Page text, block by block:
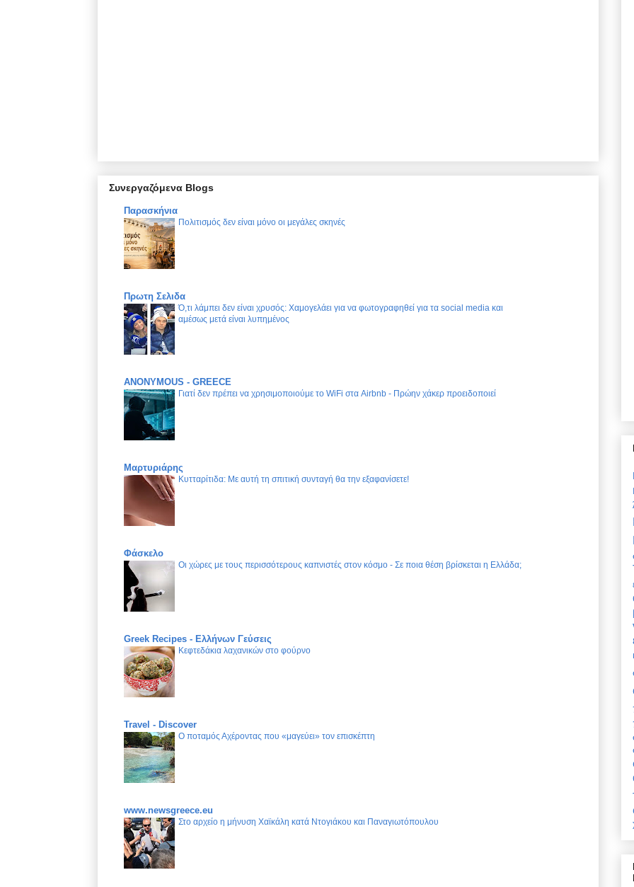
Συνεργαζόμενα Blogs
Παρασκήνια
Πολιτισμός δεν είναι μόνο οι μεγάλες σκηνές
Πρωτη Σελιδα
Ό,τι λάμπει δεν είναι χρυσός: Χαμογελάει για να φωτογραφηθεί για τα social media και
αμέσως μετά είναι λυπημένος
ANONYMOUS - GREECE
Γιατί δεν πρέπει να χρησιμοποιούμε το WiFi στα Airbnb - Πρώην χάκερ προειδοποιεί
Μαρτυριάρης
Κυτταρίτιδα: Με αυτή τη σπιτική συνταγή θα την εξαφανίσετε!
Φάσκελο
Οι χώρες με τους περισσότερους καπνιστές στον κόσμο - Σε ποια θέση βρίσκεται η Ελλάδα;
Greek Recipes - Ελλήνων Γεύσεις
Κεφτεδάκια λαχανικών στο φούρνο
Travel - Discover
Ο ποταμός Αχέροντας που «μαγεύει» τον επισκέπτη
www.newsgreece.eu
Στο αρχείο η μήνυση Χαϊκάλη κατά Ντογιάκου και Παναγιωτόπουλου